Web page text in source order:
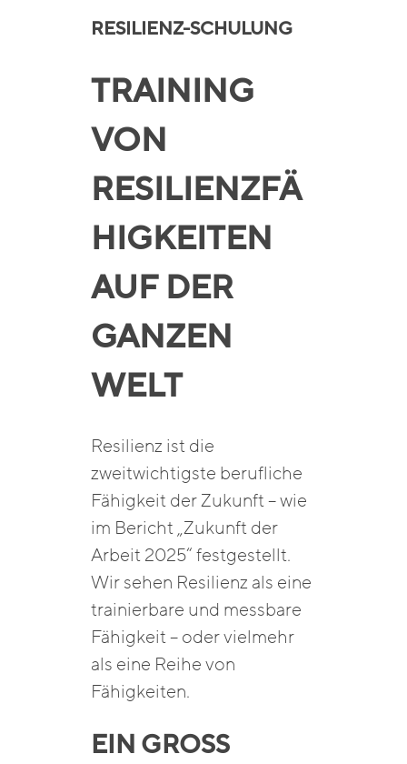
RESILIENZ-SCHULUNG
TRAINING
VON
RESILIENZFÄ
HIGKEITEN
AUF DER
GANZEN
WELT
Resilienz ist die
zweitwichtigste berufliche
Fähigkeit der Zukunft – wie
im Bericht „Zukunft der
Arbeit 2025“ festgestellt.
Wir sehen Resilienz als eine
trainierbare und messbare
Fähigkeit – oder vielmehr
als eine Reihe von
Fähigkeiten.
EIN GROSS A